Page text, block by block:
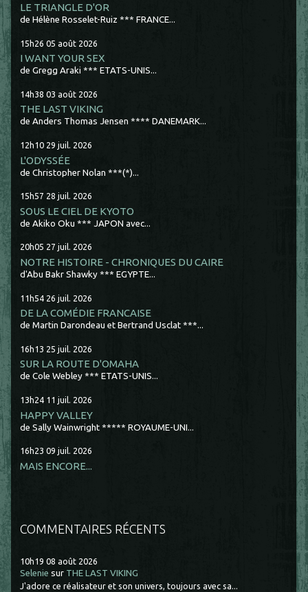
LE TRIANGLE D'OR
de Hélène Rosselet-Ruiz *** FRANCE...
15h26 05 août 2026
I WANT YOUR SEX
de Gregg Araki *** ETATS-UNIS...
14h38 03 août 2026
THE LAST VIKING
de Anders Thomas Jensen **** DANEMARK...
12h10 29 juil. 2026
L'ODYSSÉE
de Christopher Nolan ***(*)...
15h57 28 juil. 2026
SOUS LE CIEL DE KYOTO
de Akiko Oku *** JAPON avec...
20h05 27 juil. 2026
NOTRE HISTOIRE - CHRONIQUES DU CAIRE
d'Abu Bakr Shawky *** EGYPTE...
11h54 26 juil. 2026
DE LA COMÉDIE FRANCAISE
de Martin Darondeau et Bertrand Usclat ***...
16h13 25 juil. 2026
SUR LA ROUTE D'OMAHA
de Cole Webley *** ETATS-UNIS...
13h24 11 juil. 2026
HAPPY VALLEY
de Sally Wainwright ***** ROYAUME-UNI...
16h23 09 juil. 2026
MAIS ENCORE...
COMMENTAIRES RÉCENTS
10h19 08 août 2026
Selenie sur THE LAST VIKING
J'adore ce réalisateur et son univers, toujours avec sa...